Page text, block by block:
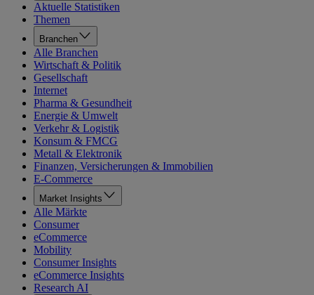
Aktuelle Statistiken
Themen
Branchen
Alle Branchen
Wirtschaft & Politik
Gesellschaft
Internet
Pharma & Gesundheit
Energie & Umwelt
Verkehr & Logistik
Konsum & FMCG
Metall & Elektronik
Finanzen, Versicherungen & Immobilien
E-Commerce
Market Insights
Alle Märkte
Consumer
eCommerce
Mobility
Consumer Insights
eCommerce Insights
Research AI